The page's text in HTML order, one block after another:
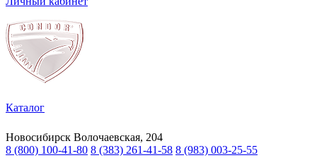
Каталог
Новосибирск Волочаевская, 204
8 (800) 100-41-80 8 (383) 261-41-58 8 (983) 003-25-55